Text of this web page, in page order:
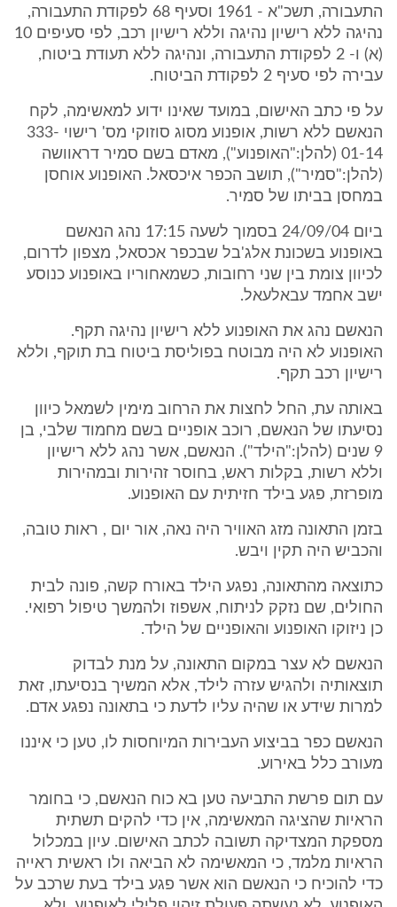
התעבורה, תשכ"א - 1961 וסעיף 68 לפקודת התעבורה,
נהיגה ללא רישיון נהיגה וללא רישיון רכב, לפי סעיפים 10
(א) ו- 2 לפקודת התעבורה, ונהיגה ללא תעודת ביטוח,
עבירה לפי סעיף 2 לפקודת הביטוח.
על פי כתב האישום, במועד שאינו ידוע למאשימה, לקח
הנאשם ללא רשות, אופנוע מסוג סוזוקי מס' רישוי 333-
01-14 (להלן:"האופנוע"), מאדם בשם סמיר דראוושה
(להלן:"סמיר"), תושב הכפר איכסאל. האופנוע אוחסן
במחסן בביתו של סמיר.
ביום 24/09/04 בסמוך לשעה 17:15 נהג הנאשם
באופנוע בשכונת אלג'בל שבכפר אכסאל, מצפון לדרום,
לכיוון צומת בין שני רחובות, כשמאחוריו באופנוע כנוסע
ישב אחמד עבאלעאל.
הנאשם נהג את האופנוע ללא רישיון נהיגה תקף.
האופנוע לא היה מבוטח בפוליסת ביטוח בת תוקף, וללא
רישיון רכב תקף.
באותה עת, החל לחצות את הרחוב מימין לשמאל כיוון
נסיעתו של הנאשם, רוכב אופניים בשם מחמוד שלבי, בן
9 שנים (להלן:"הילד"). הנאשם, אשר נהג ללא רישיון
וללא רשות, בקלות ראש, בחוסר זהירות ובמהירות
מופרזת, פגע בילד חזיתית עם האופנוע.
בזמן התאונה מזג האוויר היה נאה, אור יום , ראות טובה,
והכביש היה תקין ויבש.
כתוצאה מהתאונה, נפגע הילד באורח קשה, פונה לבית
החולים, שם נזקק לניתוח, אשפוז ולהמשך טיפול רפואי.
כן ניזוקו האופנוע והאופניים של הילד.
הנאשם לא עצר במקום התאונה, על מנת לבדוק
תוצאותיה ולהגיש עזרה לילד, אלא המשיך בנסיעתו, זאת
למרות שידע או שהיה עליו לדעת כי בתאונה נפגע אדם.
הנאשם כפר בביצוע העבירות המיוחסות לו, טען כי איננו
מעורב כלל באירוע.
עם תום פרשת התביעה טען בא כוח הנאשם, כי בחומר
הראיות שהציגה המאשימה, אין כדי להקים תשתית
מספקת המצדיקה תשובה לכתב האישום. עיון במכלול
הראיות מלמד, כי המאשימה לא הביאה ולו ראשית ראייה
כדי להוכיח כי הנאשם הוא אשר פגע בילד בעת שרכב על